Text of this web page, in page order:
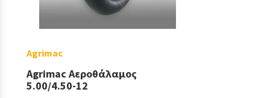
Agrimac
Agrimac Αεροθάλαμος
5.00/4.50-12